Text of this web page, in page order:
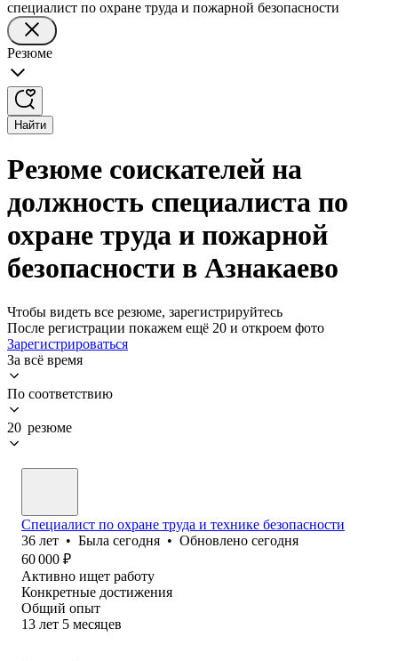
специалист по охране труда и пожарной безопасности
Резюме
Найти
Резюме соискателей на
должность специалиста по
охране труда и пожарной
безопасности в Азнакаево
Чтобы видеть все резюме, зарегистрируйтесь
После регистрации покажем ещё 20 и откроем фото
Зарегистрироваться
За всё время
По соответствию
20 резюме
Специалист по охране труда и технике безопасности
36 лет • Была сегодня • Обновлено сегодня
60 000 ₽
Активно ищет работу
Конкретные достижения
Общий опыт
13 лет 5 месяцев